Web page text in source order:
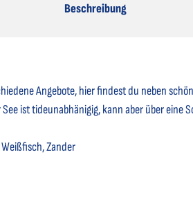
Beschreibung
Angebote, hier findest du neben
ist tideunabhänigig, kann aber über eine
Zander